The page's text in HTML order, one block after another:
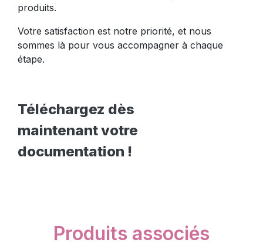
produits.
Votre satisfaction est notre priorité, et nous
sommes là pour vous accompagner à chaque
étape.
Téléchargez dès
maintenant votre
documentation !
Produits associés